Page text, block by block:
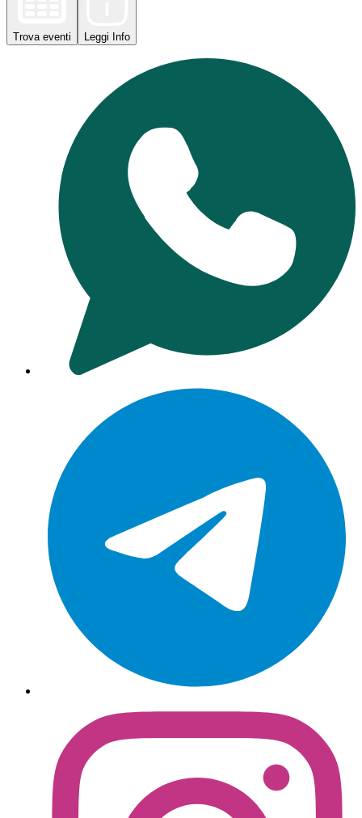
Trova eventi Leggi Info